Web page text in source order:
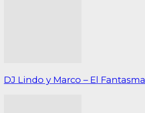
DJ Lindo y Marco – El Fantasma